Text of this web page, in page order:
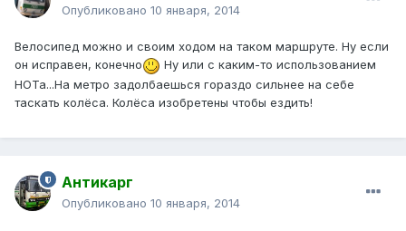
Опубликовано 10 января, 2014
Велосипед можно и своим ходом на таком маршруте. Ну если
он исправен, конечно
Ну или с каким-то использованием
НОТа...На метро задолбаешься гораздо сильнее на себе
таскать колёса. Колёса изобретены чтобы ездить!
Антикарг
Опубликовано 10 января, 2014